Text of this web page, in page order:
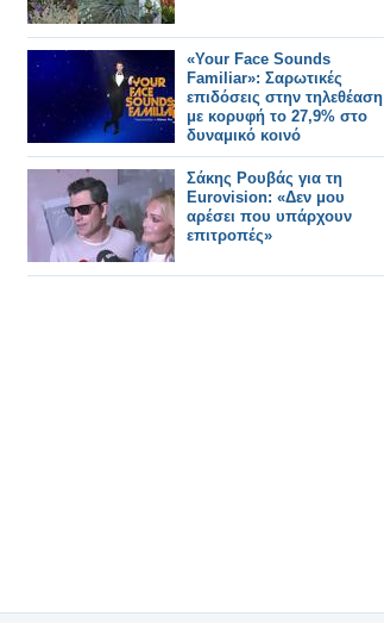
«Your Face Sounds
Familiar»: Σαρωτικές
επιδόσεις στην τηλεθέαση
με κορυφή το 27,9% στο
δυναμικό κοινό
Σάκης Ρουβάς για τη
Eurovision: «Δεν μου
αρέσει που υπάρχουν
επιτροπές»